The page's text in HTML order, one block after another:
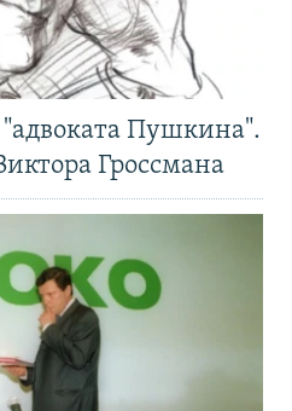
"адвоката Пушкина".
Гроссмана